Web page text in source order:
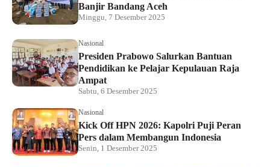
Banjir Bandang Aceh
Minggu, 7 Desember 2025
Nasional
Presiden Prabowo Salurkan Bantuan
Pendidikan ke Pelajar Kepulauan Raja
Ampat
Sabtu, 6 Desember 2025
Nasional
Kick Off HPN 2026: Kapolri Puji Peran
Pers dalam Membangun Indonesia
Senin, 1 Desember 2025